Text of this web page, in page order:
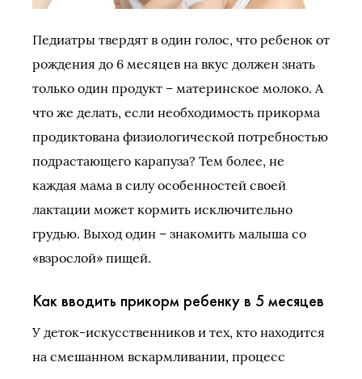
Педиатры твердят в один голос, что ребенок от
рождения до 6 месяцев на вкус должен знать
только один продукт – материнское молоко. А
что же делать, если необходимость прикорма
продиктована физиологической потребностью
подрастающего карапуза? Тем более, не
каждая мама в силу особенностей своей
лактации может кормить исключительно
грудью. Выход один – знакомить малыша со
«взрослой» пищей.
Как вводить прикорм ребенку в 5 месяцев
У деток-искусственников и тех, кто находится
на смешанном вскармливании, процесс